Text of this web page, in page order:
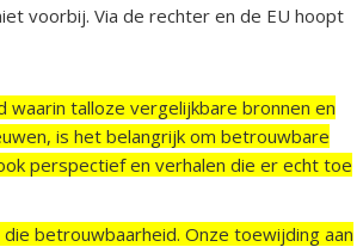
voorbij. Via de rechter en de EU hoopt
waarin talloze vergelijkbare bronnen en
is het belangrijk om betrouwbare
perspectief en verhalen die er echt toe
betrouwbaarheid. Onze toewijding aan